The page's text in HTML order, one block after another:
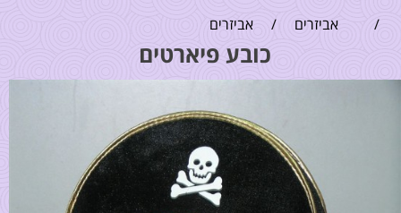
/ אביזרים / אביזרים
כובע פיארטים